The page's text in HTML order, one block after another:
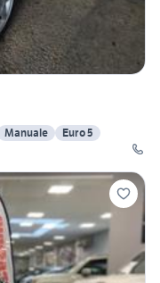
Manuale
Euro 5